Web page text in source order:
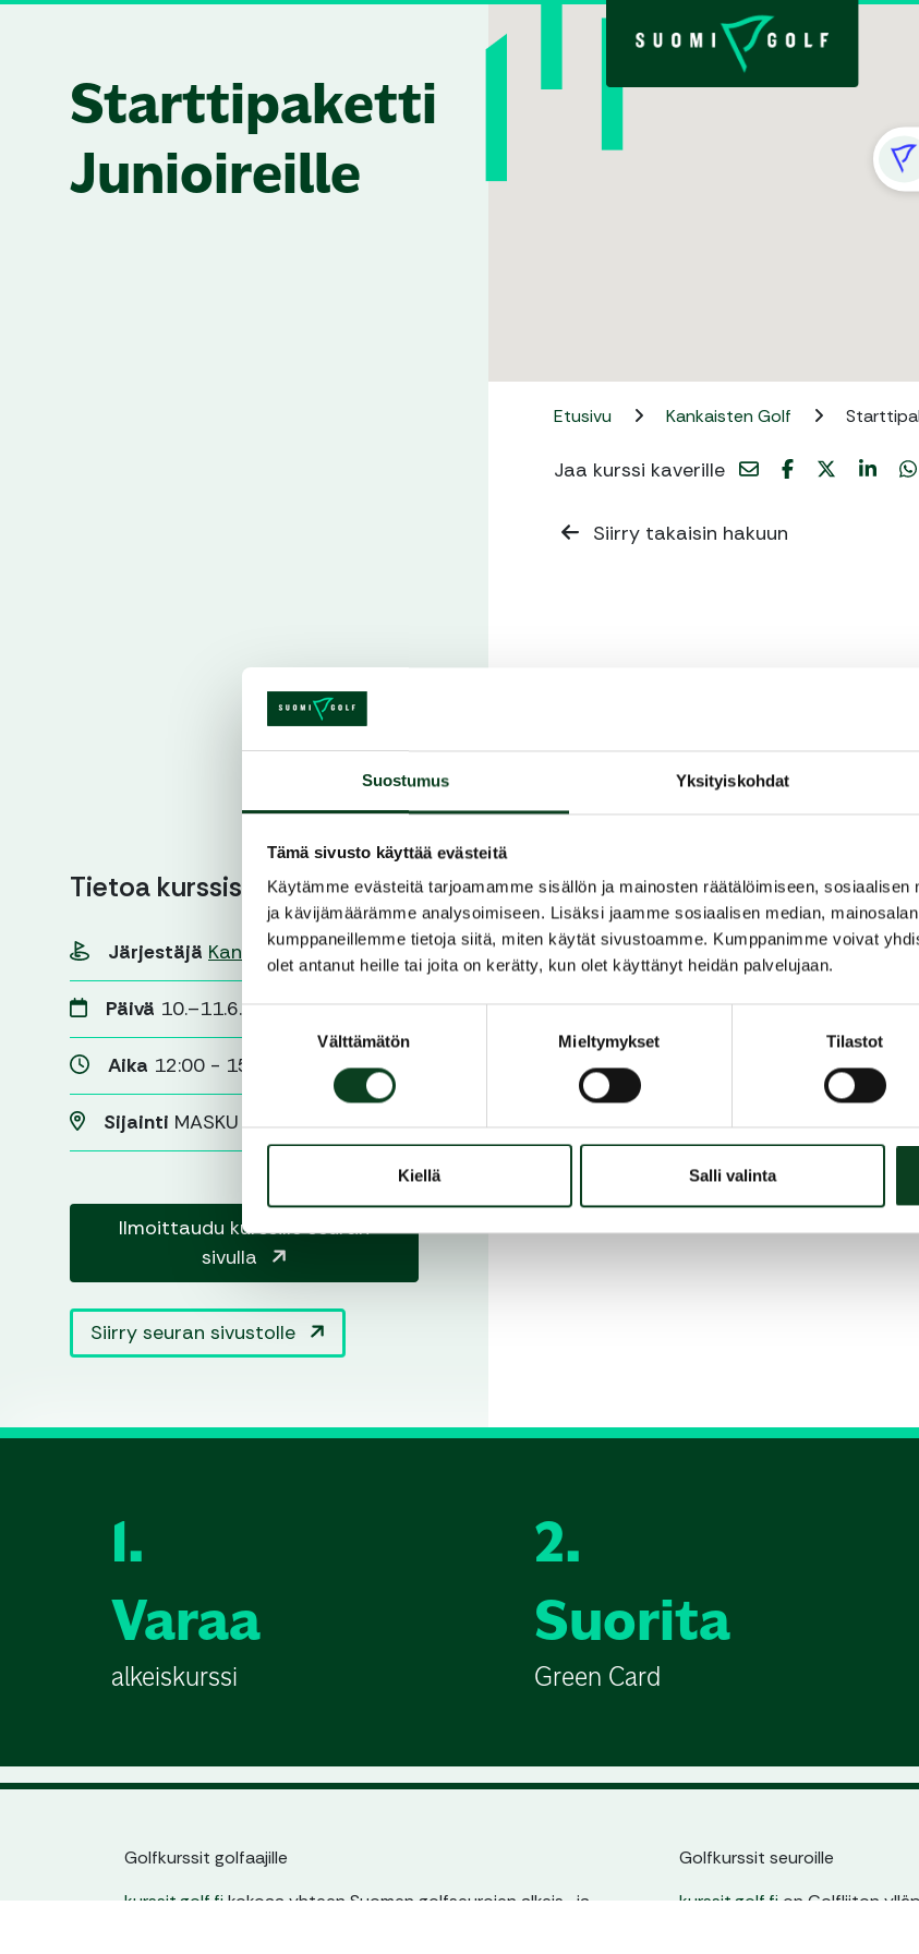
Suostumus Yksityiskohdat
Tämä sivusto käyttää evästeitä
Käytämme evästeitä tarjoamamme sisällön ja mainosten räätälöimiseen,
ja kävijämäärämme analysoimiseen. Lisäksi jaamme sosiaalisen median,
kumppaneillemme tietoja siitä, miten käytät sivustoamme. Kumppanimme voivat
olet antanut heille tai joita on kerätty, kun olet käyttänyt heidän palvelujaan.
Suostumuksen
valinta
Välttämätön Mieltymykset Tilastot
Kiellä Salli valinta
Skip to content
Starttipaketti
Junioireille
Tietoa kurssista
Järjestäjä Kankaisten Golf
Päivä 10.–11.6.2023
Aika 12:00 - 15:30
Sijainti MASKU
Ilmoittaudu kurssille seuran
sivulla
Siirry seuran sivustolle
Etusivu Kankaisten Golf
Jaa kurssi kaverille
Siirry takaisin hakuun
1.
Varaa
alkeiskurssi
2.
Suorita
Green Card
Golfkurssit golfaajille
kurssit.golf.fikokoaa yhteen Suomen golfseurojen alkeis- ja
Golfkurssit seuroille
kurssit.golf.fi on Golfliiton